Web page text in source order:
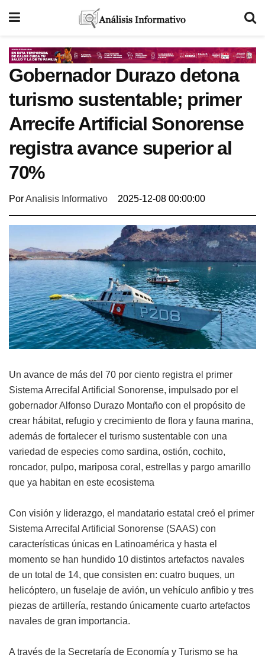
Gobernador Durazo detona
turismo sustentable; primer
Arrecife Artificial Sonorense
registra avance superior al
70%
PorAnalisis Informativo 2025-12-08 00:00:00
Un avance de más del 70 por ciento registra el primer
Sistema Arrecifal Artificial Sonorense, impulsado por el
gobernador Alfonso Durazo Montaño con el propósito de
crear hábitat, refugio y crecimiento de flora y fauna marina,
además de fortalecer el turismo sustentable con una
variedad de especies como sardina, ostión, cochito,
roncador, pulpo, mariposa coral, estrellas y pargo amarillo
que ya habitan en este ecosistema
Con visión y liderazgo, el mandatario estatal creó el primer
Sistema Arrecifal Artificial Sonorense (SAAS) con
características únicas en Latinoamérica y hasta el
momento se han hundido 10 distintos artefactos navales
de un total de 14, que consisten en: cuatro buques, un
helicóptero, un fuselaje de avión, un vehículo anfibio y tres
piezas de artillería, restando únicamente cuarto artefactos
navales de gran importancia.
A través de la Secretaría de Economía y Turismo se ha